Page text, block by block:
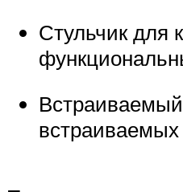
Стульчик для